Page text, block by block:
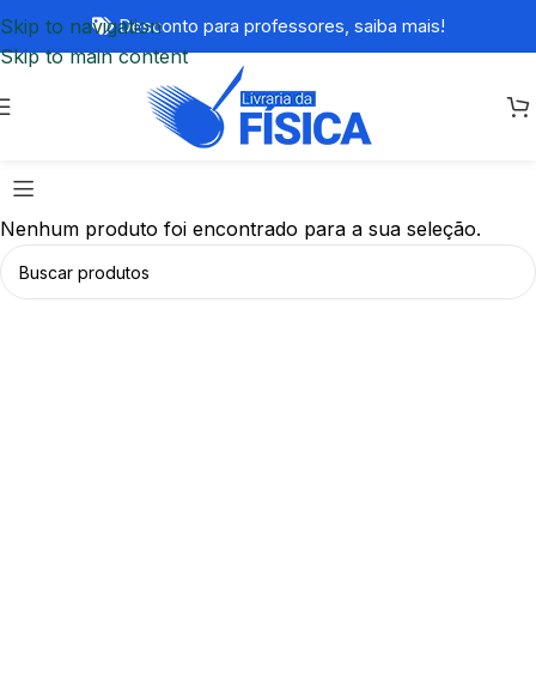
Skip to navigation
Skip to main content
Desconto para professores, saiba mais!
Nenhum produto foi encontrado para a sua seleção.